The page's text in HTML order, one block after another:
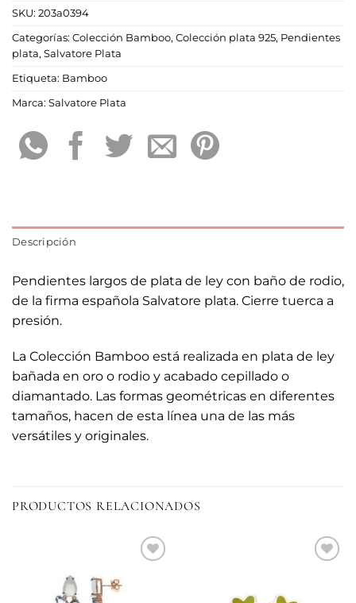
SKU: 203a0394
Categorías: Colección Bamboo, Colección plata 925, Pendientes
plata, Salvatore Plata
Etiqueta: Bamboo
Marca: Salvatore Plata
Descripción
Pendientes largos de plata de ley con baño de rodio,
de la firma española Salvatore plata. Cierre tuerca a
presión.
La Colección Bamboo está realizada en plata de ley
bañada en oro o rodio y acabado cepillado o
diamantado. Las formas geométricas en diferentes
tamaños, hacen de esta línea una de las más
versátiles y originales.
PRODUCTOS RELACIONADOS